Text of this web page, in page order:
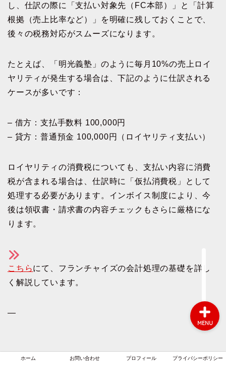
し、仕訳の際に「支払い対象先（FC本部）」と「計算
根拠（売上比率など）」を明確に残しておくことで、
後々の税務対応がスムーズになります。
たとえば、「明光義塾」のように毎月10%の売上ロイ
ヤリティが発生する場合は、下記のように仕訳される
ケースが多いです：
– 借方：支払手数料 100,000円
– 貸方：普通預金 100,000円（ロイヤリティ支払い）
ロイヤリティの消費税についても、支払い内容に消費
税が含まれる場合は、仕訳時に「仮払消費税」として
処理する必要があります。インボイス制度により、今
後は領収書・請求書の内容チェックもさらに厳格にな
ります。
こちらにて、フランチャイズの会計処理の基礎を詳し
く解説しています。
—
ホーム お問い合わせ プロフィール プライバシーポリシー
MENU
ホーム
お問い合わせ
プライバシーポリシー